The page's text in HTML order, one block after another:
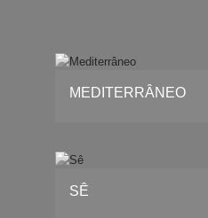
MEDITERRÂNEO
SÊ